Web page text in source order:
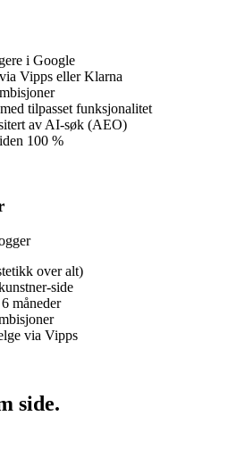
i Google
Vipps eller Klarna
tilpasset funksjonalitet
av AI-søk (AEO)
100 %
over alt)
side
måneder
via Vipps
side.